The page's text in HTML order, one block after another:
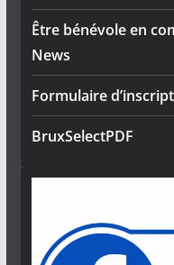
Être bénévole en
News
Formulaire
BruxSelectPDF